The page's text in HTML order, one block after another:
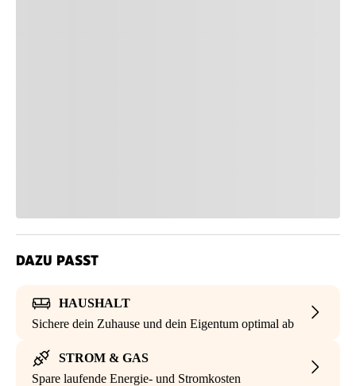
DAZU PASST
HAUSHALT
Sichere dein Zuhause und dein Eigentum optimal ab
STROM & GAS
Spare laufende Energie- und Stromkosten